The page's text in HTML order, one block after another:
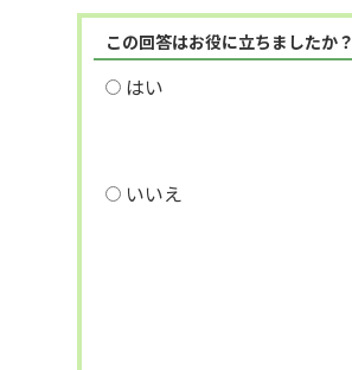
この回答はお役に立ちましたか？
はい
いいえ